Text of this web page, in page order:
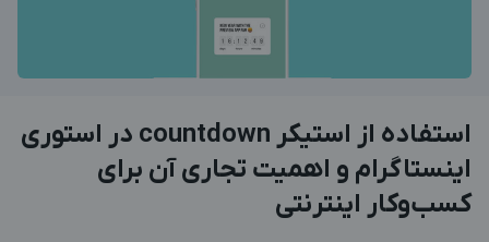
استفاده از استیکر countdown در استوری
اینستاگرام و اهمیت تجاری آن برای
کسب‌وکار اینترنتی